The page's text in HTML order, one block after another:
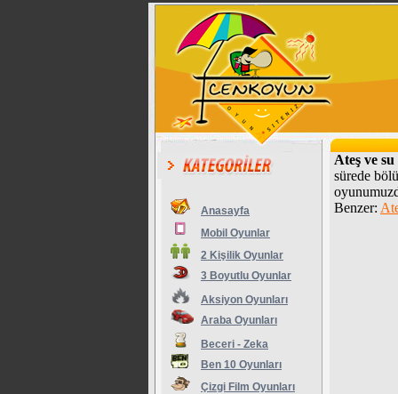
Anasayfa
Mobil Oyunlar
2 Kişilik Oyunlar
3 Boyutlu Oyunlar
Aksiyon Oyunları
Araba Oyunları
Beceri - Zeka
Ben 10 Oyunları
Çizgi Film Oyunları
Ateş ve su
sürede
Benzer: